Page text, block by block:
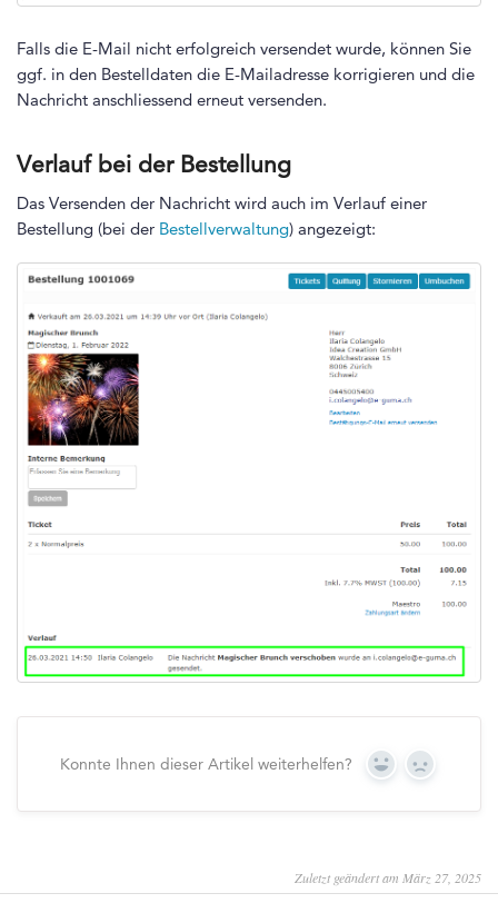
Falls die E-Mail nicht erfolgreich versendet wurde, können Sie
ggf. in den Bestelldaten die E-Mailadresse korrigieren und die
Nachricht anschliessend erneut versenden.
Verlauf bei der Bestellung
Das Versenden der Nachricht wird auch im Verlauf einer
Bestellung (bei der Bestellverwaltung) angezeigt:
Konnte Ihnen dieser Artikel weiterhelfen? Yes No
Zuletzt geändert am März 27, 2025